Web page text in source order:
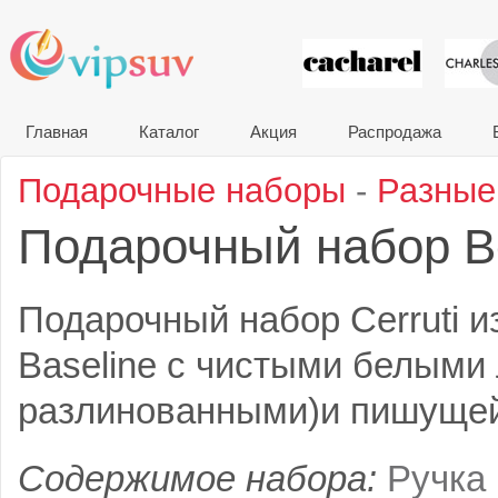
VIP
Главная Каталог Акция Распродажа
Подарочные наборы -
Подарочный набор
Подарочный набор Cerruti
Baseline с чистыми белыми
разлинованными)и
Содержимое набора: Ручка